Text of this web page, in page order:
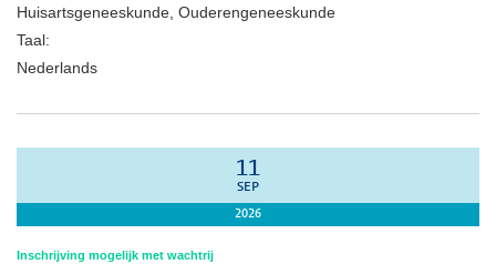
Huisartsgeneeskunde, Ouderengeneeskunde
Taal:
Nederlands
11
SEP
2026
Inschrijving mogelijk met wachtrij